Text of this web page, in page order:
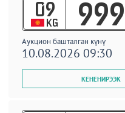
09
KG 999
Аукцион башталган күнү
10.08.2026 09:30